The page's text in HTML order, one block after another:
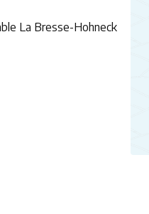
La Bresse-Hohneck